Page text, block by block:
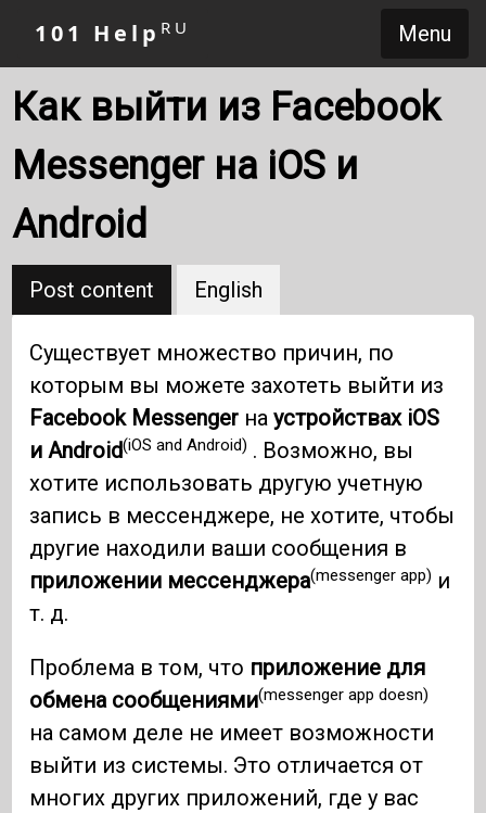
Menu
101 Help RU
Как выйти из Facebook
Messenger на iOS и
Android
Post content English
Существует множество причин, по
которым вы можете захотеть выйти из
Facebook Messenger наустройствах iOS
и Android(iOS and Android) . Возможно, вы
хотите использовать другую учетную
запись в мессенджере, не хотите, чтобы
другие находили ваши сообщения в
приложении мессенджера(messenger app) и
т. д.
Проблема в том, что приложение для
обмена сообщениями(messenger app doesn)
на самом деле не имеет возможности
выйти из системы. Это отличается от
многих других приложений, где у вас